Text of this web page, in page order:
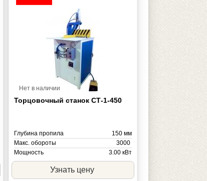
Нет в наличии
Торцовочный станок СТ-1-450
Глубина пропила
150 мм
Макс. обороты
3000
Мощность
3.00 кВт
Масса
340 кг
Узнать цену